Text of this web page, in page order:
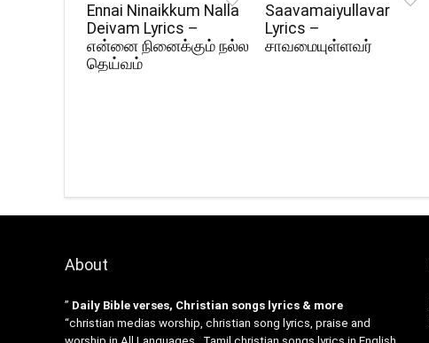
Ennai Ninaikkum Nalla
Deivam Lyrics –
என்னை நினைக்கும் நல்ல
தெய்வம்
Saavamaiyullavar
Lyrics –
சாவமையுள்ளவர்
About
” Daily Bible verses, Christian songs lyrics & more
“christian medias worship, christian song lyrics, praise and